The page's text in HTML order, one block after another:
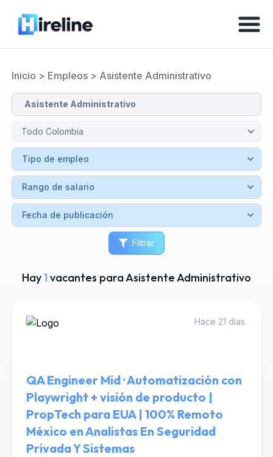
Inicio > Empleos> Asistente Administrativo
Filtrar
Hay1 vacantes para Asistente Administrativo
Hace 21 días.
QA Engineer Mid · Automatización con
Playwright + visión de producto |
PropTech para EUA | 100% Remoto
México en Analistas En Seguridad
Privada Y Sistemas